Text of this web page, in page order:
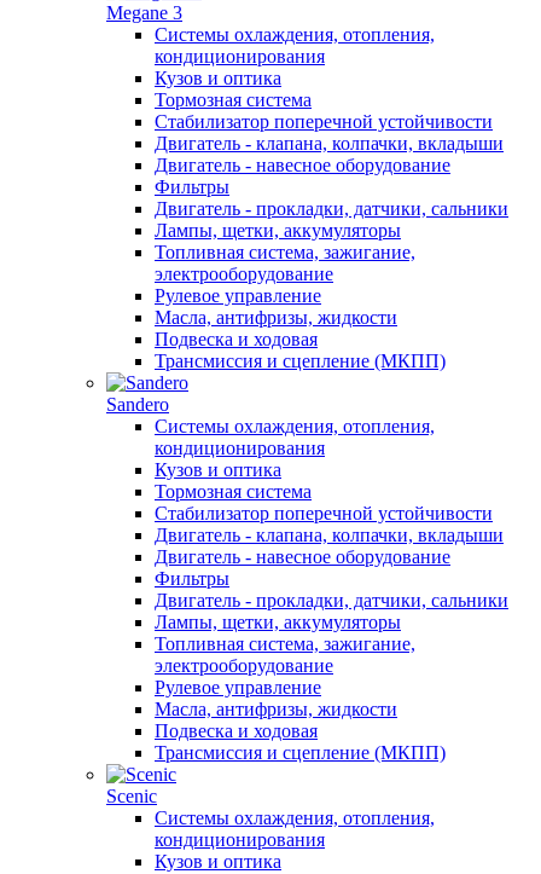
Megane 3
Системы охлаждения, отопления,
кондиционирования
Кузов и оптика
Тормозная система
Стабилизатор поперечной устойчивости
Двигатель - клапана, колпачки, вкладыши
Двигатель - навесное оборудование
Фильтры
Двигатель - прокладки, датчики, сальники
Лампы, щетки, аккумуляторы
Топливная система, зажигание,
электрооборудование
Рулевое управление
Масла, антифризы, жидкости
Подвеска и ходовая
Трансмиссия и сцепление (МКПП)
Sandero
Системы охлаждения, отопления,
кондиционирования
Кузов и оптика
Тормозная система
Стабилизатор поперечной устойчивости
Двигатель - клапана, колпачки, вкладыши
Двигатель - навесное оборудование
Фильтры
Двигатель - прокладки, датчики, сальники
Лампы, щетки, аккумуляторы
Топливная система, зажигание,
электрооборудование
Рулевое управление
Масла, антифризы, жидкости
Подвеска и ходовая
Трансмиссия и сцепление (МКПП)
Scenic
Системы охлаждения, отопления,
кондиционирования
Кузов и оптика